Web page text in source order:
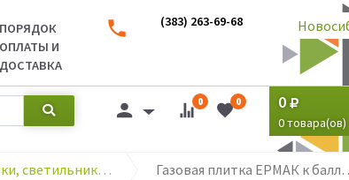
ПОРЯДОК
ОПЛАТЫ И
ДОСТАВКА
(383) 263-69-68
0 0 0
0товара(ов)
Портативные плитки, светильники (газ, бензин) Газовая плитка ЕРМАК к